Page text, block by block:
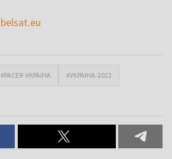
belsat.eu
#РАСЕЯ-УКРАІНА #УКРАІНА-2022